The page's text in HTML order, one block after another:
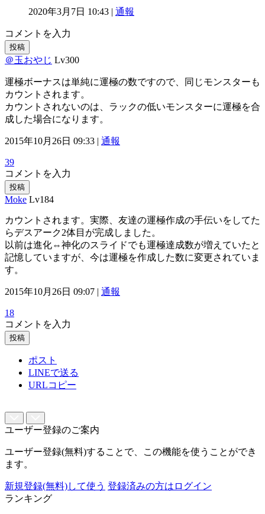
2020年3月7日 10:43 | 通報
コメントを入力
投稿
＠玉おやじ Lv300
運極ボーナスは単純に運極の数ですので、同じモンスターも
カウントされます。
カウントされないのは、ラックの低いモンスターに運極を合
成した場合になります。
2015年10月26日 09:33 | 通報
39
コメントを入力
投稿
Moke Lv184
カウントされます。実際、友達の運極作成の手伝いをしてた
らデスアーク2体目が完成しました。
以前は進化⇔神化のスライドでも運極達成数が増えていたと
記憶していますが、今は運極を作成した数に変更されていま
す。
2015年10月26日 09:07 | 通報
18
コメントを入力
投稿
ポスト
LINEで送る
URLコピー
ユーザー登録のご案内
ユーザー登録(無料)することで、この機能を使うことができ
ます。
新規登録(無料)して使う 登録済みの方はログイン
ランキング